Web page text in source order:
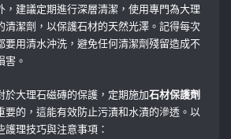
，建議定期進行深層清潔，使用專門為大理
清潔劑，以保護石材的天然光澤。記得每次
要用清水沖洗，避免任何清潔劑殘留造成不
害。
於大理石磁磚的保護，定期施加石材保護劑
要的，這能有效防止污漬和水漬的滲透。以
護理技巧與注意事項：